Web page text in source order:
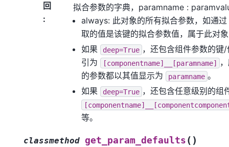
回
:
拟合参数的字典，paramname :
always: 此对象的所有拟合参数，如通过
取的值是该键的拟合参数值，属于此对象
如果
deep=True ，还包含组件参数的键
引为
[componentname]__[paramname]
的参数都以其值显示为
paramname 。
如果
deep=True ，还包含任意级别的组
等。
classmethod get_param_defaults ( )